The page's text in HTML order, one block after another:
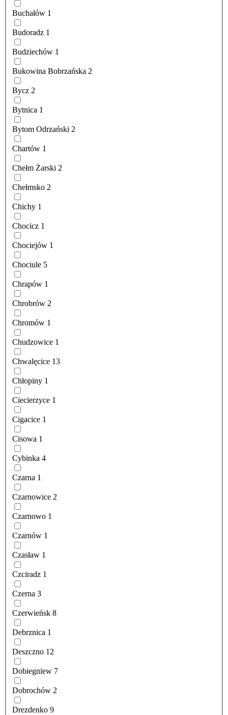
Buchałów 1
Budoradz 1
Budziechów 1
Bukowina Bobrzańska 2
Bycz 2
Bytnica 1
Bytom Odrzański 2
Chartów 1
Chełm Żarski 2
Chełmsko 2
Chichy 1
Chocicz 1
Chociejów 1
Chociule 5
Chrapów 1
Chrobrów 2
Chromów 1
Chudzowice 1
Chwalęcice 13
Chłopiny 1
Ciecierzyce 1
Cigacice 1
Cisowa 1
Cybinka 4
Czarna 1
Czarnowice 2
Czarnowo 1
Czarnów 1
Czasław 1
Czciradz 1
Czerna 3
Czerwieńsk 8
Debrznica 1
Deszczno 12
Dobiegniew 7
Dobrochów 2
Drezdenko 9